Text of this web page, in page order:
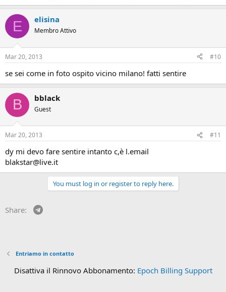
E elisina
Membro Attivo
Mar 20, 2013 #10
se sei come in foto ospito vicino milano! fatti sentire
B bblack
Guest
Mar 20, 2013 #11
dy mi devo fare sentire intanto c,è l.email
blakstar@live.it
You must log in or register to reply here.
Share:
Entriamo in contatto
Disattiva il Rinnovo Abbonamento: Epoch Billing Support